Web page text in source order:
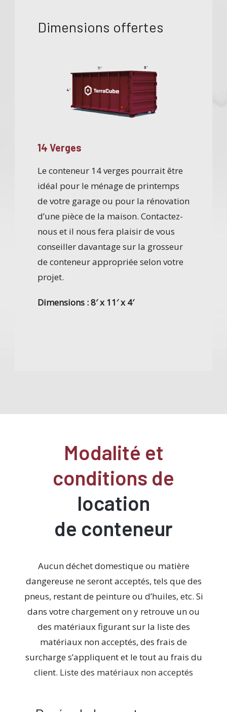
Dimensions offertes
14 Verges
Le conteneur 14 verges pourrait être
idéal pour le ménage de printemps
de votre garage ou pour la rénovation
d’une pièce de la maison. Contactez-
nous et il nous fera plaisir de vous
conseiller davantage sur la grosseur
de conteneur appropriée selon votre
projet.
Dimensions : 8′ x 11′ x 4′
Modalité et
conditions de
location
de conteneur
Aucun déchet domestique ou matière
dangereuse ne seront acceptés, tels que des
pneus, restant de peinture ou d’huiles, etc. Si
dans votre chargement on y retrouve un ou
des matériaux figurant sur la liste des
matériaux non acceptés, des frais de
surcharge s’appliquent et le tout au frais du
client. Liste des matériaux non acceptés